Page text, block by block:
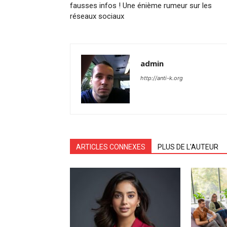
fausses infos ! Une énième rumeur sur les
réseaux sociaux
admin
http://anti-k.org
ARTICLES CONNEXES PLUS DE L'AUTEUR